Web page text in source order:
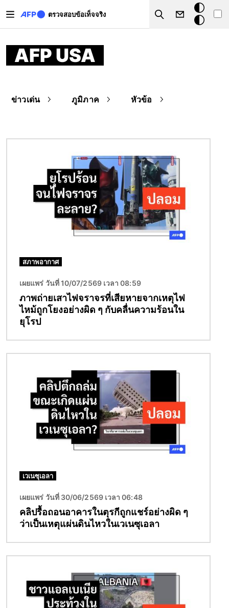
ตรวจสอบข้อเท็จจริง
Search
โหมด
มืด
AFP USA
ข่าวเด่น ภูมิภาค หัวข้อ
สภาพอากาศ
เผยแพร่ วันที่ 10/07/2569 เวลา 08:59
ภาพถ่ายเสาไฟจราจรที่เสียหายจากเหตุไฟ
ไหม้ถูกโยงอย่างผิด ๆ กับคลื่นความร้อนใน
ยุโรป
เวเนซุเอลา
เผยแพร่ วันที่ 30/06/2569 เวลา 06:48
คลิปรื้อถอนอาคารในตุรกีถูกแชร์อย่างผิด ๆ
ว่าเป็นเหตุแผ่นดินไหวในเวเนซุเอลา